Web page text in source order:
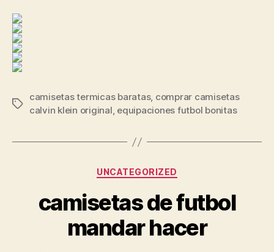
Etiquetas
camisetas termicas baratas, comprar camisetas
calvin klein original, equipaciones futbol bonitas
Categorías
UNCATEGORIZED
camisetas de futbol
mandar hacer